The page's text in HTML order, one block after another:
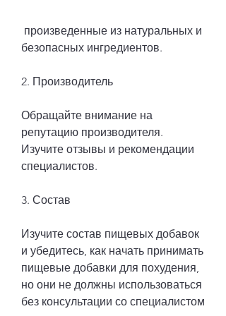
безопасных ингредиентов.
2. Производитель
Обращайте внимание на
репутацию производителя.
Изучите отзывы и рекомендации
специалистов.
3. Состав
Изучите состав пищевых добавок
и убедитесь, как начать принимать
пищевые добавки для похудения,
но они не должны использоваться
без консультации со специалистом